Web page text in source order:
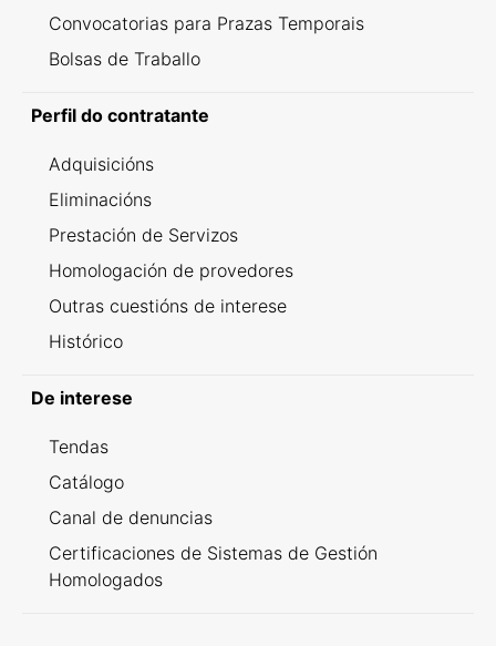
Convocatorias para Prazas Temporais
Bolsas de Traballo
Perfil do contratante
Adquisicións
Eliminacións
Prestación de Servizos
Homologación de provedores
Outras cuestións de interese
Histórico
De interese
Tendas
Catálogo
Canal de denuncias
Certificaciones de Sistemas de Gestión
Homologados